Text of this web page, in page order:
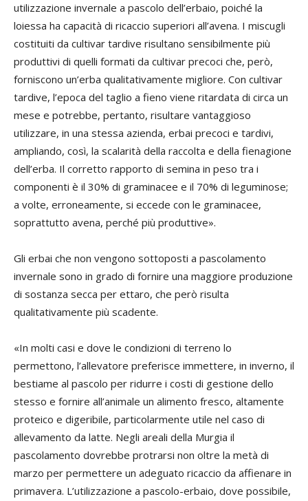
utilizzazione invernale a pascolo dell’erbaio, poiché la
loiessa ha capacità di ricaccio superiori all’avena. I miscugli
costituiti da cultivar tardive risultano sensibilmente più
produttivi di quelli formati da cultivar precoci che, però,
forniscono un’erba qualitativamente migliore. Con cultivar
tardive, l’epoca del taglio a fieno viene ritardata di circa un
mese e potrebbe, pertanto, risultare vantaggioso
utilizzare, in una stessa azienda, erbai precoci e tardivi,
ampliando, così, la scalarità della raccolta e della fienagione
dell’erba. Il corretto rapporto di semina in peso tra i
componenti è il 30% di graminacee e il 70% di leguminose;
a volte, erroneamente, si eccede con le graminacee,
soprattutto avena, perché più produttive».
Gli erbai che non vengono sottoposti a pascolamento
invernale sono in grado di fornire una maggiore produzione
di sostanza secca per ettaro, che però risulta
qualitativamente più scadente.
«In molti casi e dove le condizioni di terreno lo
permettono, l’allevatore preferisce immettere, in inverno, il
bestiame al pascolo per ridurre i costi di gestione dello
stesso e fornire all’animale un alimento fresco, altamente
proteico e digeribile, particolarmente utile nel caso di
allevamento da latte. Negli areali della Murgia il
pascolamento dovrebbe protrarsi non oltre la metà di
marzo per permettere un adeguato ricaccio da affienare in
primavera. L’utilizzazione a pascolo-erbaio, dove possibile,